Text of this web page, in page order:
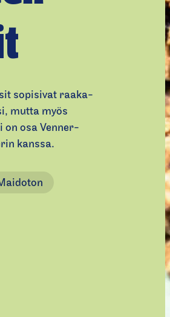
sopisivat raaka-
mutta myös
on osa Venner-
kanssa.